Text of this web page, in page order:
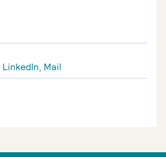
LinkedIn, Mail